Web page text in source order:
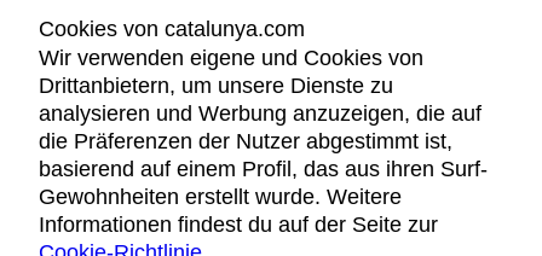
RECHTLICHER HINWEIS
DATENSCHUTZICHTLINIE
COOKIES
BARRIEREFREIHEIT
Cookies von catalunya.com
Wir verwenden eigene und Cookies von
Drittanbietern, um unsere Dienste zu
analysieren und Werbung anzuzeigen, die auf
die Präferenzen der Nutzer abgestimmt ist,
basierend auf einem Profil, das aus ihren Surf-
Gewohnheiten erstellt wurde. Weitere
Informationen findest du auf der Seite zur